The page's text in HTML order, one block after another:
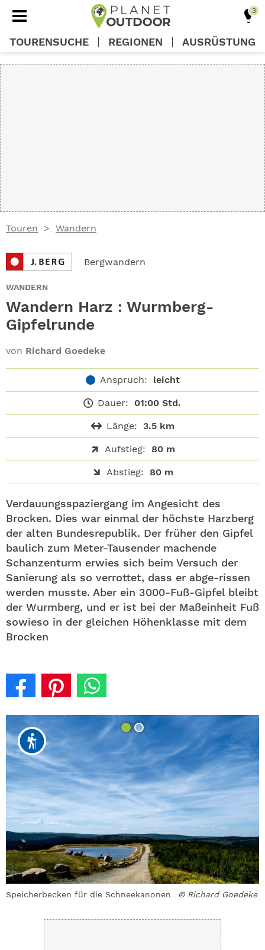
Touren Wandern
Bergwandern
WANDERN
Wandern Harz : Wurmberg-
Gipfelrunde
von Richard Goedeke
Anspruch: leicht
Dauer: 01:00 Std.
Länge: 3.5 km
Aufstieg: 80 m
Abstieg: 80 m
Verdauungsspaziergang im Angesicht des
Brocken. Dies war einmal der höchste Harzberg
der alten Bundesrepublik. Der früher den Gipfel
baulich zum Meter-Tausender machende
Schanzenturm erwies sich beim Versuch der
Sanierung als so verrottet, dass er abge-rissen
werden musste. Aber ein 3000-Fuß-Gipfel bleibt
der Wurmberg, und er ist bei der Maßeinheit Fuß
sowieso in der gleichen Höhenklasse mit dem
Brocken
Speicherbecken für die Schneekanonen © Richard Goedeke
TOURENSUCHE REGIONEN AUSRÜSTUNG
ABO
GEWINNEN
NEWSLETTER
SHOP